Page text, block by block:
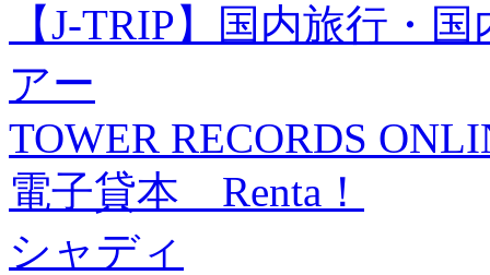
【J-TRIP】国内旅行・
アー
TOWER RECORDS
電子貸本 Renta！
シャディ